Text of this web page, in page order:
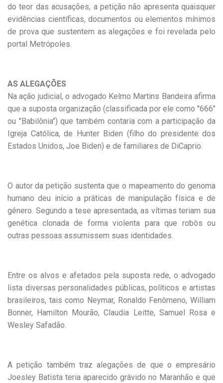
do teor das acusações, a petição não apresenta quaisquer
evidências científicas, documentos ou elementos mínimos
de prova que sustentem as alegações e foi revelada pelo
portal Metrópoles.
AS ALEGAÇÕES
Na ação judicial, o advogado Kelmo Martins Bandeira afirma
que a suposta organização (classificada por ele como "666"
ou "Babilônia") que também contaria com a participação da
Igreja Católica, de Hunter Biden (filho do presidente dos
Estados Unidos, Joe Biden) e de familiares de DiCaprio.
O autor da petição sustenta que o mapeamento do genoma
humano deu início a práticas de manipulação física e de
gênero. Segundo a tese apresentada, as vítimas teriam sua
genética clonada de forma violenta para que robôs ou
outras pessoas assumissem suas identidades.
Entre os alvos e afetados pela suposta rede, o advogado
lista diversas personalidades públicas, políticos e artistas
brasileiros, tais como Neymar, Ronaldo Fenômeno, William
Bonner, Hamilton Mourão, Claudia Leitte, Samuel Rosa e
Wesley Safadão.
A petição também traz alegações de que o empresário
Joesley Batista teria aparecido grávido no Maranhão e que